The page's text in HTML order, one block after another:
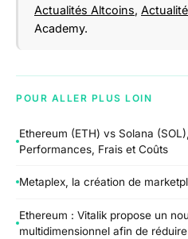
Actualités Altcoins,
Academy.
POUR ALLER PLUS LOIN
Ethereum (ETH) vs Solana
Performances, Frais et Coûts
Metaplex, la création de
Ethereum : Vitalik propose un
multidimensionnel afin de